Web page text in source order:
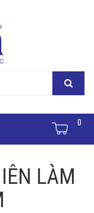
0
LÀM